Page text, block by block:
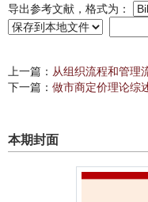
导出参考文献，格式为：
上一篇： 从组织流程和管理
下一篇： 做市商定价理论综
本期封面